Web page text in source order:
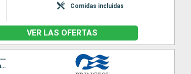
Comidas incluidas
VER LAS OFERTAS
ESPAÑA, FRANCIA, ITALIA, REINO UNIDO, BÉLGICA, PAISES BAJOS, ALEMANIA, POLONIA, SUECIA, FINLANDIA, ESTONIA, DINAMARCA, NORUEGA, ISLANDIA
Itinerario : Southampton, Cadiz, Barcelona, Toulon, Pisa/Florencia (Livorno), Ajaccio, Alghero, Ibiza, Cartagena, Southampton, Brujas, Rotterdam, Oslo, Kristiansund, Skagen, Copenhague, Warnemunde, Bornholm, Gdansk, Visby, Tallin, Helsinki, Tallin, Estocolmo, Visby, Gdansk, Bornholm, Arhus, Copenhague, Skagen, Hardangerfjord, Skjolden, Olden, Seydisfjordhur, Akureyri, Isafjordhur, Reykjavik, Isafjordhur, Akureyri, Seydisfjordhur, Islas Orcadas, Invergordon, Edimbourg, Brujas, Southampton